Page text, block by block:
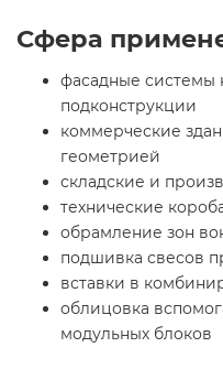
Сфера
фасадные системы
подконструкции
коммерческие
геометрией
складские и
технические
обрамление зон
подшивка свесов
вставки в
облицовка
модульных блоков